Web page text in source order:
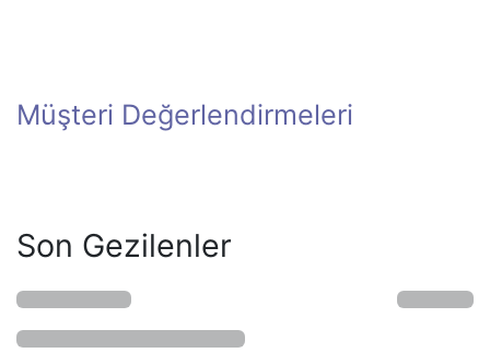
Müşteri Değerlendirmeleri
Son Gezilenler